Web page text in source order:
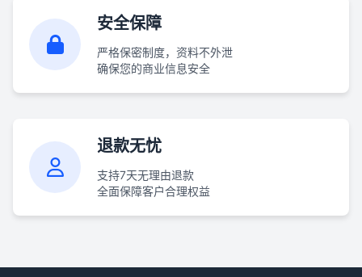
安全保障
严格保密制度，资料不外泄
确保您的商业信息安全
退款无忧
支持7天无理由退款
全面保障客户合理权益